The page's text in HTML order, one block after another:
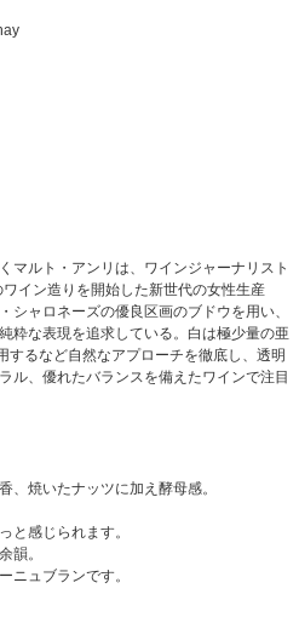
マルト・アンリは、ワインジャーナリスト
イン造りを開始した新世代の女性生産
シャロネーズの優良区画のブドウを用い、
粋な表現を追求している。白は極少量の亜
るなど自然なアプローチを徹底し、透明
ル、優れたバランスを備えたワインで注目
、焼いたナッツに加え酵母感。
と感じられます。
韻。
ニュブランです。